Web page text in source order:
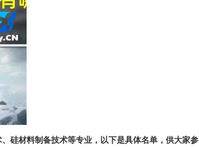
硅材料制备技术等专业，以下是具体名单，供大家参